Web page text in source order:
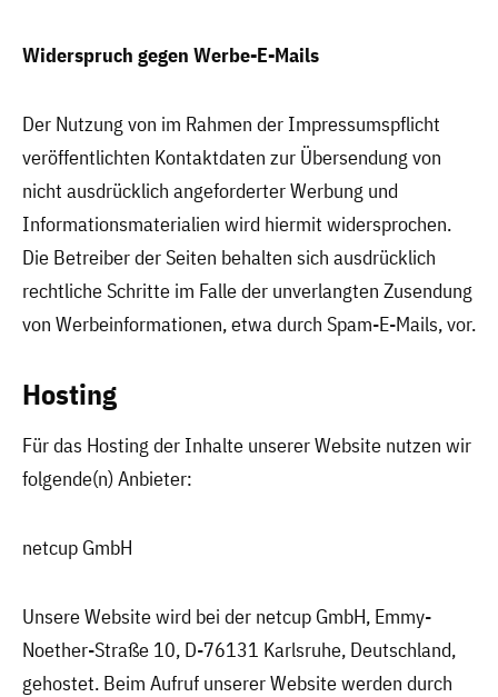
Widerspruch gegen Werbe-E-Mails
Der Nutzung von im Rahmen der Impressumspflicht
veröffentlichten Kontaktdaten zur Übersendung von
nicht ausdrücklich angeforderter Werbung und
Informationsmaterialien wird hiermit widersprochen.
Die Betreiber der Seiten behalten sich ausdrücklich
rechtliche Schritte im Falle der unverlangten Zusendung
von Werbeinformationen, etwa durch Spam-E-Mails, vor.
Hosting
Für das Hosting der Inhalte unserer Website nutzen wir
folgende(n) Anbieter:
netcup GmbH
Unsere Website wird bei der netcup GmbH, Emmy-
Noether-Straße 10, D-76131 Karlsruhe, Deutschland,
gehostet. Beim Aufruf unserer Website werden durch